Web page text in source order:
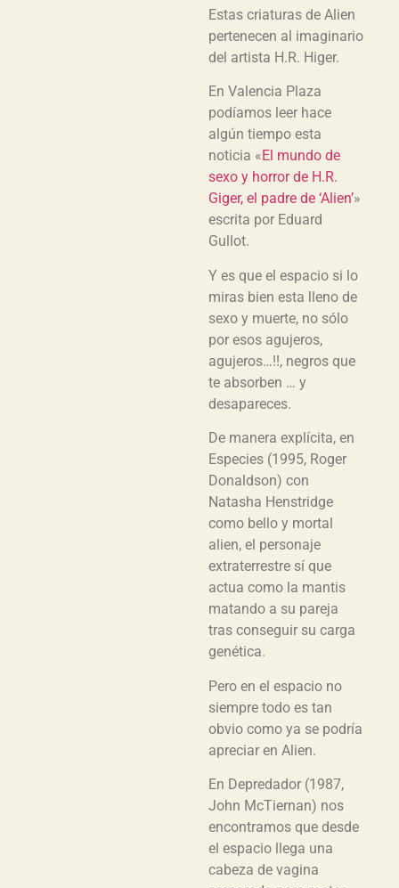
Estas criaturas de Alien
pertenecen al imaginario
del artista H.R. Higer.
En Valencia Plaza
podíamos leer hace
algún tiempo esta
noticia «El mundo de
sexo y horror de H.R.
Giger, el padre de ‘Alien’»
escrita por Eduard
Gullot.
Y es que el espacio si lo
miras bien esta lleno de
sexo y muerte, no sólo
por esos agujeros,
agujeros…!!, negros que
te absorben … y
desapareces.
De manera explícita, en
Especies (1995, Roger
Donaldson) con
Natasha Henstridge
como bello y mortal
alien, el personaje
extraterrestre sí que
actua como la mantis
matando a su pareja
tras conseguir su carga
genética.
Pero en el espacio no
siempre todo es tan
obvio como ya se podría
apreciar en Alien.
En Depredador (1987,
John McTiernan) nos
encontramos que desde
el espacio llega una
cabeza de vagina